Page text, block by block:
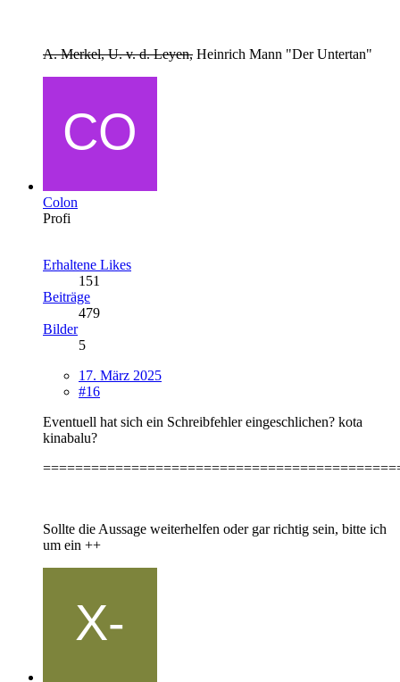
A. Merkel, U. v. d. Leyen, Heinrich Mann "Der Untertan"
Colon
Profi
Erhaltene Likes
151
Beiträge
479
Bilder
5
17. März 2025
#16
Eventuell hat sich ein Schreibfehler eingeschlichen? kota
kinabalu?
Sollte die Aussage weiterhelfen oder gar richtig sein, bitte ich
um ein ++